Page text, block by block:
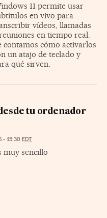
11 permite usar
en vivo para
vídeos, llamadas
en tiempo real.
contamos cómo activarlos
un atajo de teclado y
qué sirven.
tu ordenador
- 15:30 EDT
muy sencillo